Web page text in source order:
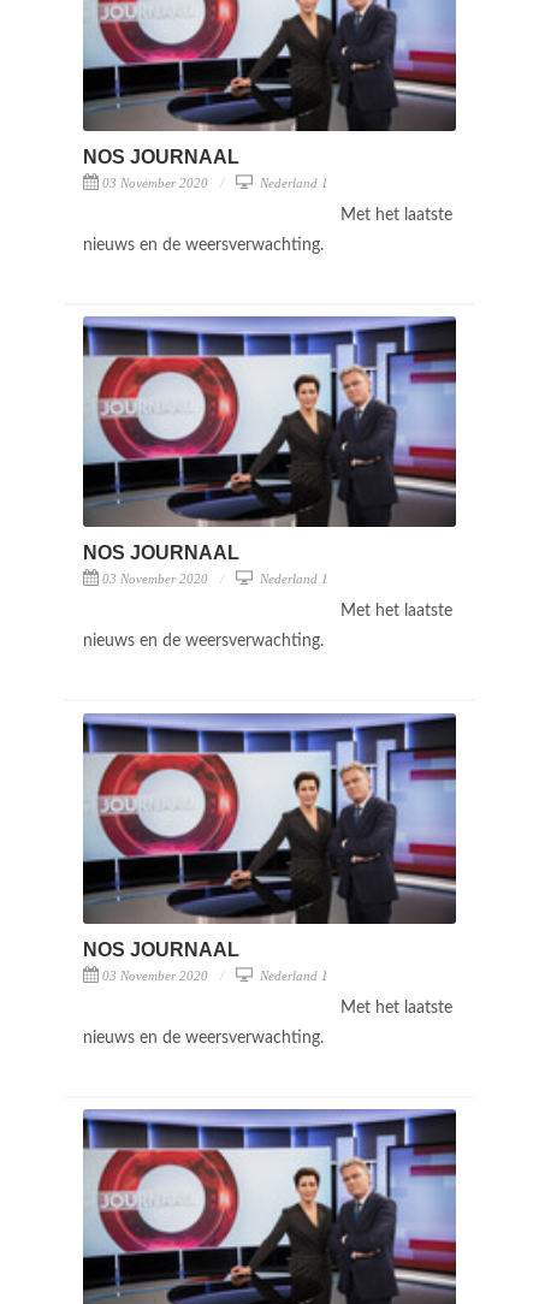
NOS JOURNAAL
03 November 2020 Nederland 1
Met het laatste
nieuws en de weersverwachting.
NOS JOURNAAL
03 November 2020 Nederland 1
Met het laatste
nieuws en de weersverwachting.
NOS JOURNAAL
03 November 2020 Nederland 1
Met het laatste
nieuws en de weersverwachting.